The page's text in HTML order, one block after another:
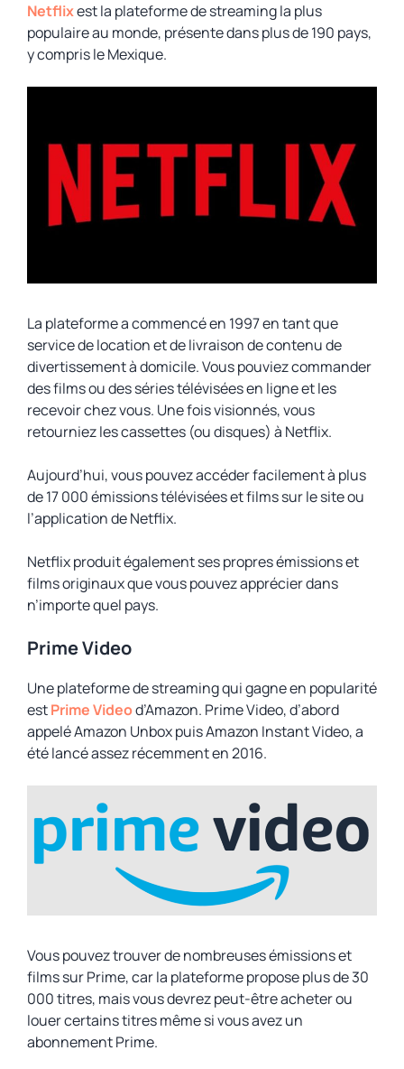
Netflixest la plateforme de streaming la plus
populaire au monde, présente dans plus de 190 pays,
y compris le Mexique.
La plateforme a commencé en 1997 en tant que
service de location et de livraison de contenu de
divertissement à domicile. Vous pouviez commander
des films ou des séries télévisées en ligne et les
recevoir chez vous. Une fois visionnés, vous
retourniez les cassettes (ou disques) à Netflix.
Aujourd’hui, vous pouvez accéder facilement à plus
de 17 000 émissions télévisées et films sur le site ou
l’application de Netflix.
Netflix produit également ses propres émissions et
films originaux que vous pouvez apprécier dans
n’importe quel pays.
Prime Video
Une plateforme de streaming qui gagne en popularité
estPrime Videod’Amazon. Prime Video, d’abord
appelé Amazon Unbox puis Amazon Instant Video, a
été lancé assez récemment en 2016.
Vous pouvez trouver de nombreuses émissions et
films sur Prime, car la plateforme propose plus de 30
000 titres, mais vous devrez peut-être acheter ou
louer certains titres même si vous avez un
abonnement Prime.